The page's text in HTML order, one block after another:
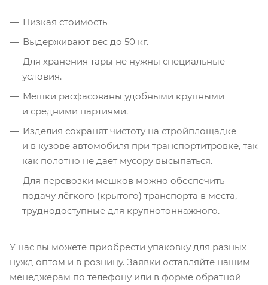
Низкая стоимость
Выдерживают вес до 50 кг.
Для хранения тары не нужны специальные
условия.
Мешки расфасованы удобными крупными
и средними партиями.
Изделия сохранят чистоту на стройплощадке
и в кузове автомобиля при транспортитровке, так
как полотно не дает мусору высыпаться.
Для перевозки мешков можно обеспечить
подачу лёгкого (крытого) транспорта в места,
труднодоступные для крупнотоннажного.
У нас вы можете приобрести упаковку для разных
нужд оптом и в розницу. Заявки оставляйте нашим
менеджерам по телефону или в форме обратной